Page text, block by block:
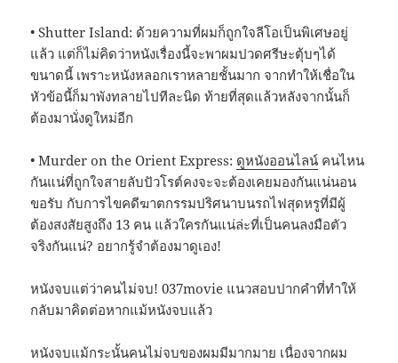
• Shutter Island: ด้วยความที่ผมก็ถูกใจลีโอเป็นพิเศษอยู่
แล้ว แต่ก็ไม่คิดว่าหนังเรื่องนี้จะพาผมปวดศรีษะตุ้บๆได้
ขนาดนี้ เพราะหนังหลอกเราหลายชั้นมาก จากทำให้เชื่อใน
หัวข้อนี้ก็มาพังทลายไปทีละนิด ท้ายที่สุดแล้วหลังจากนั้นก็
ต้องมานั่งดูใหม่อีก
• Murder on the Orient Express: ดูหนังออนไลน์ คนไหน
กันแน่ที่ถูกใจสายลับปัวโรต์คงจะจะต้องเคยมองกันแน่นอน
ขอรับ กับการไขคดีฆาตกรรมปริศนาบนรถไฟสุดหรูที่มีผู้
ต้องสงสัยสูงถึง 13 คน แล้วใครกันแน่ล่ะที่เป็นคนลงมือตัว
จริงกันแน่? อยากรู้จำต้องมาดูเอง!
หนังจบแต่ว่าคนไม่จบ! 037movie แนวสอบปากคำที่ทำให้
กลับมาคิดต่อหากแม้หนังจบแล้ว
หนังจบแม้กระนั้นคนไม่จบของผมมีมากมาย เนื่องจากผม